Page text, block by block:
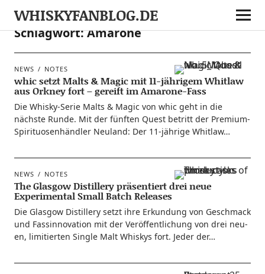
WHISKYFANBLOG.DE
Schlagwort:Amarone
NEWS NOTES
whic setzt Malts & Magic mit 11-jährigem Whitlaw
aus Orkney fort – gereift im Amarone-Fass
Die Whis­ky-Serie Malts & Magic von whic geht in die
nächs­te Run­de. Mit der fünf­ten Quest betritt der Pre­­mi­um-
Spi­ri­­tuo­­sen­hän­d­­ler Neu­land: Der 11-jäh­ri­­ge Whitlaw…
NEWS NOTES
The Glasgow Distillery präsentiert drei neue
Experimental Small Batch Releases
Die Glas­gow Distil­lery setzt ihre Erkun­dung von Geschmack
und Fass­in­no­va­ti­on mit der Ver­öf­fent­li­chung von drei neu­
en, limi­tier­ten Sin­gle Malt Whis­kys fort. Jeder der…